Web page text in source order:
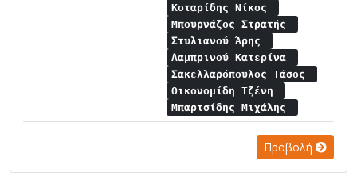
Κοταρίδης Νίκος
Μπουρνάζος Στρατής
Στυλιανού Άρης
Λαμπρινού Κατερίνα
Σακελλαρόπουλος Τάσος
Οικονομίδη Τζένη
Μπαρτσίδης Μιχάλης
Προβολή